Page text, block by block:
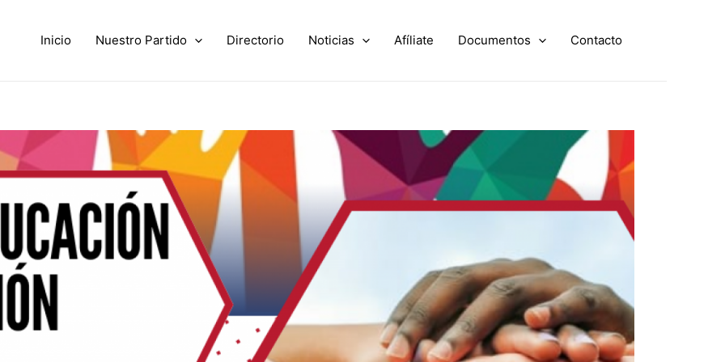
Inicio Nuestro Partido Directorio Noticias Afíliate Documentos Contacto